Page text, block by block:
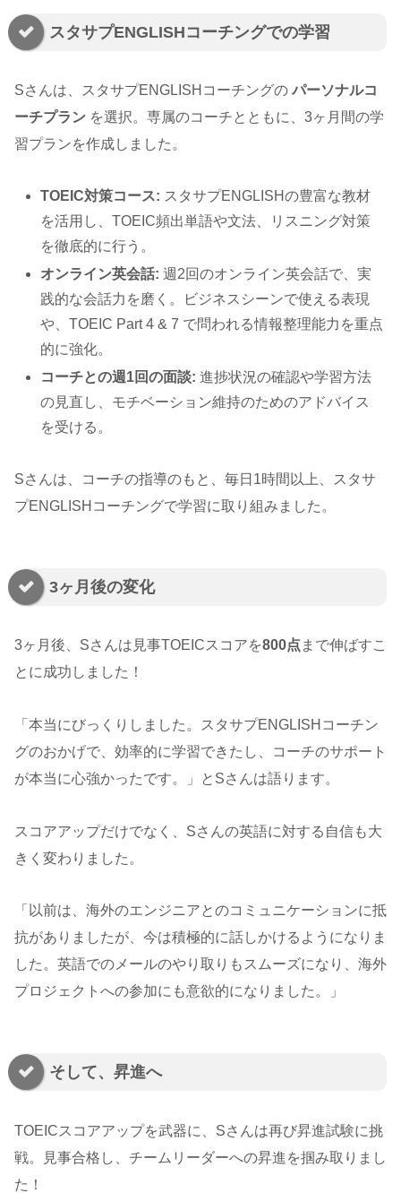
スタサプENGLISHコーチングでの学習
Sさんは、スタサプENGLISHコーチングの パーソナルコ
ーチプラン を選択。専属のコーチとともに、3ヶ月間の学
習プランを作成しました。
TOEIC対策コース: スタサプENGLISHの豊富な教材
を活用し、TOEIC頻出単語や文法、リスニング対策
を徹底的に行う。
オンライン英会話: 週2回のオンライン英会話で、実
践的な会話力を磨く。ビジネスシーンで使える表現
や、TOEIC Part 4 & 7 で問われる情報整理能力を重点
的に強化。
コーチとの週1回の面談: 進捗状況の確認や学習方法
の見直し、モチベーション維持のためのアドバイス
を受ける。
Sさんは、コーチの指導のもと、毎日1時間以上、スタサ
プENGLISHコーチングで学習に取り組みました。
3ヶ月後の変化
3ヶ月後、Sさんは見事TOEICスコアを800点 まで伸ばすこ
とに成功しました！
「本当にびっくりしました。スタサプENGLISHコーチン
グのおかげで、効率的に学習できたし、コーチのサポート
が本当に心強かったです。」とSさんは語ります。
スコアアップだけでなく、Sさんの英語に対する自信も大
きく変わりました。
「以前は、海外のエンジニアとのコミュニケーションに抵
抗がありましたが、今は積極的に話しかけるようになりま
した。英語でのメールのやり取りもスムーズになり、海外
プロジェクトへの参加にも意欲的になりました。」
そして、昇進へ
TOEICスコアアップを武器に、Sさんは再び昇進試験に挑
戦。見事合格し、チームリーダーへの昇進を掴み取りまし
た！